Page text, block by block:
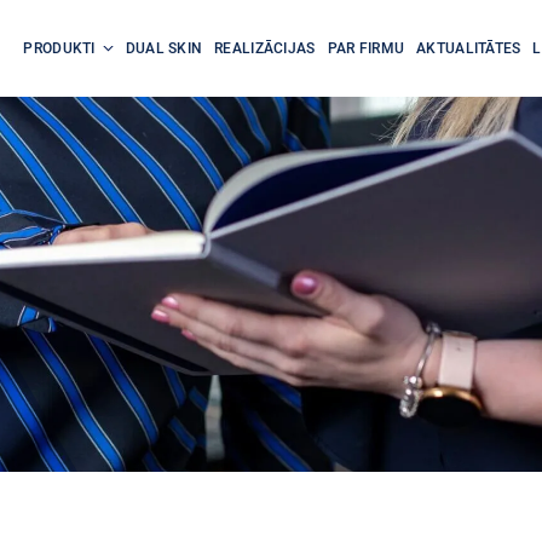
PRODUKTI DUAL SKIN REALIZĀCIJAS PAR FIRMU AKTUALITĀTES